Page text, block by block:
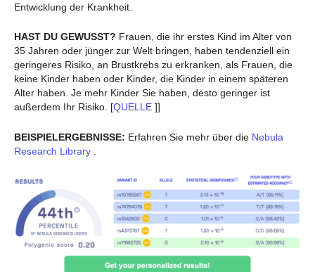
Entwicklung der Krankheit.
HAST DU GEWUSST? Frauen, die ihr erstes Kind im Alter von
35 Jahren oder jünger zur Welt bringen, haben tendenziell ein
geringeres Risiko, an Brustkrebs zu erkranken, als Frauen, die
keine Kinder haben oder Kinder, die Kinder in einem späteren
Alter haben. Je mehr Kinder Sie haben, desto geringer ist
außerdem Ihr Risiko. [QUELLE ]]
BEISPIELERGEBNISSE: Erfahren Sie mehr über die Nebula
Research Library